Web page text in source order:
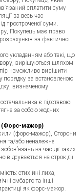
сплатити суму
за весь час
простроченої суми.
Покупець має право
за фактично
укладанням або такі, що
вирішуються шляхом
неможливо вирішити
порядку за встановленою
визначеному
є підставою
за собою жодних
(Форс-мажор)
(форс-мажор), Сторони
та/або неналежне
на час дії таких
відсувається на строк дії
стихійні лиха,
ембарго та інші
як форс-мажор.